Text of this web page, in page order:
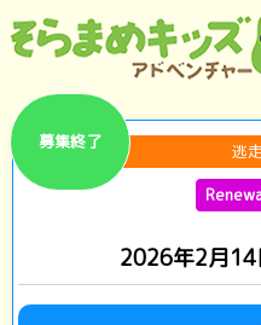
募集終了
逃
2026年2月